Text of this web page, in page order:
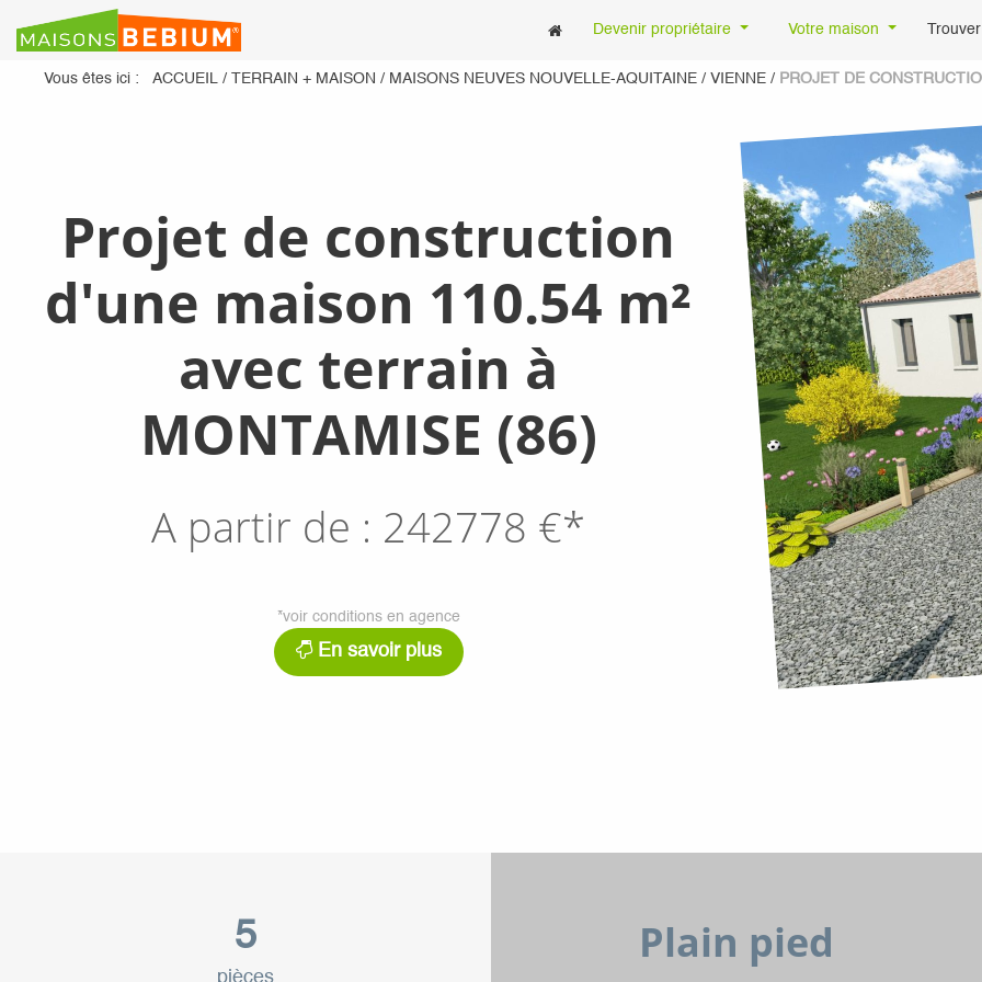
Devenir propriétaire Votre maison
Vous êtes ici : ACCUEIL / TERRAIN + MAISON / MAISONS NEUVES NOUVELLE-AQUITAINE / VIENNE / PROJET DE
Projet de construction
d'une maison 110.54 m²
avec terrain à
MONTAMISE (86)
A partir de : 242778 €*
*voir conditions en agence
En savoir plus
5
pièces
Plain pied